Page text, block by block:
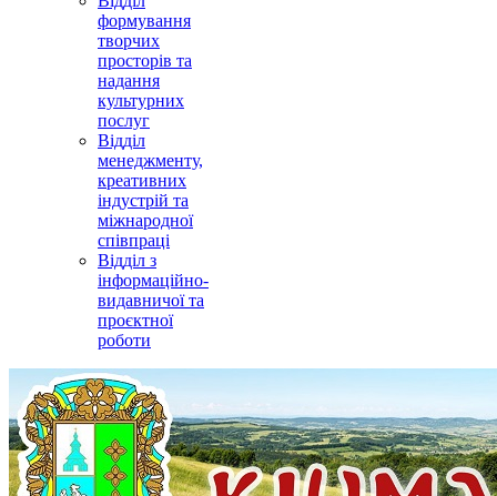
формування
творчих
просторів та
надання
культурних
послуг
Відділ
менеджменту,
креативних
індустрій та
міжнародної
співпраці
Відділ з
інформаційно-
видавничої та
проєктної
роботи